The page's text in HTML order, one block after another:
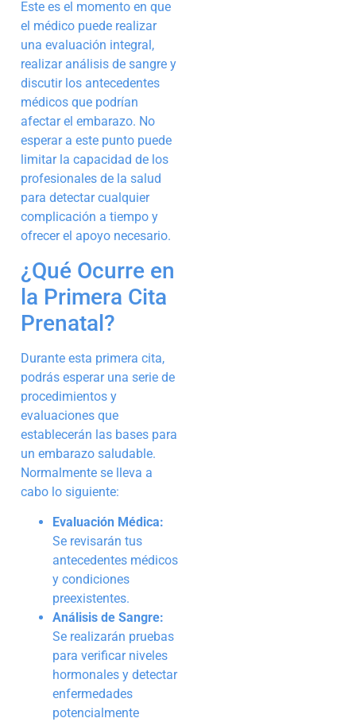
Este es el momento en que
el médico puede realizar
una evaluación integral,
realizar análisis de sangre y
discutir los antecedentes
médicos que podrían
afectar el embarazo. No
esperar a este punto puede
limitar la capacidad de los
profesionales de la salud
para detectar cualquier
complicación a tiempo y
ofrecer el apoyo necesario.
¿Qué Ocurre en
la Primera Cita
Prenatal?
Durante esta primera cita,
podrás esperar una serie de
procedimientos y
evaluaciones que
establecerán las bases para
un embarazo saludable.
Normalmente se lleva a
cabo lo siguiente:
Evaluación Médica:
Se revisarán tus
antecedentes médicos
y condiciones
preexistentes.
Análisis de Sangre:
Se realizarán pruebas
para verificar niveles
hormonales y detectar
enfermedades
potencialmente